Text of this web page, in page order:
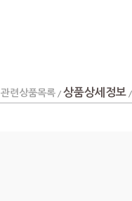
관련상품목록/상품상세정보/